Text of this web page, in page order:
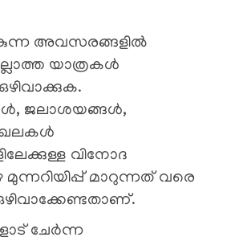
അവസരങ്ങളിൽ
യാത്രകൾ
ജലാശയങ്ങൾ,
വിനോദ
മാറുന്നത് വരെ
ചേർന്ന